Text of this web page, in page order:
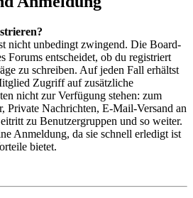
nicht unbedingt zwingend. Die Board-
Forums entscheidet, ob du registriert
zu schreiben. Auf jeden Fall erhältst
Zugriff auf zusätzliche
nicht zur Verfügung stehen: zum
Private Nachrichten, E-Mail-Versand an
zu Benutzergruppen und so weiter.
Anmeldung, da sie schnell erledigt ist
bietet.